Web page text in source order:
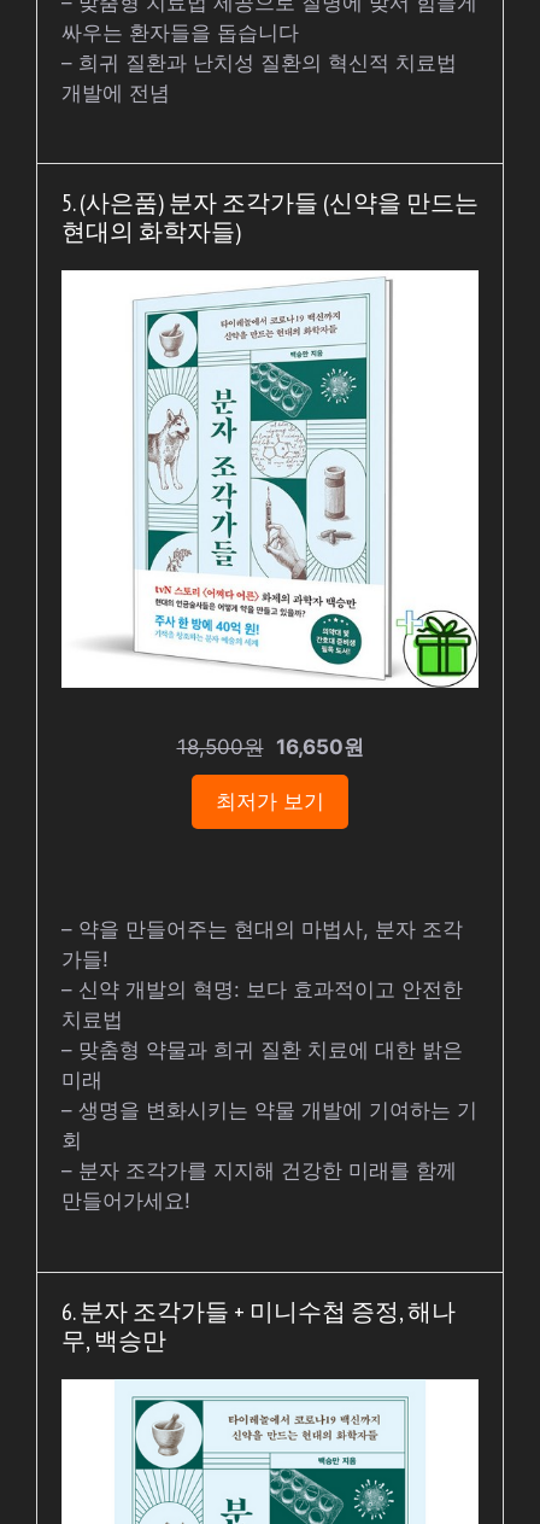
싸우는 환자들을 돕습니다
– 희귀 질환과 난치성 질환의 혁신적 치료법
개발에 전념
5. (사은품) 분자 조각가들 (신약을 만드는
현대의 화학자들)
18,500원 16,650원
최저가 보기
– 약을 만들어주는 현대의 마법사, 분자 조각
가들!
– 신약 개발의 혁명: 보다 효과적이고 안전한
치료법
– 맞춤형 약물과 희귀 질환 치료에 대한 밝은
미래
– 생명을 변화시키는 약물 개발에 기여하는 기
회
– 분자 조각가를 지지해 건강한 미래를 함께
만들어가세요!
6. 분자 조각가들 + 미니수첩 증정, 해나
무, 백승만